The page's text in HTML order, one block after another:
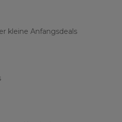
kleine Anfangsdeals